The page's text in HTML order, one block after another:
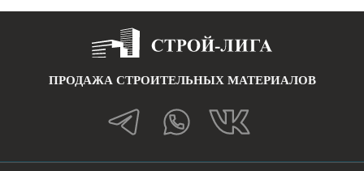
ПРОДАЖА СТРОИТЕЛЬНЫХ МАТЕРИАЛОВ